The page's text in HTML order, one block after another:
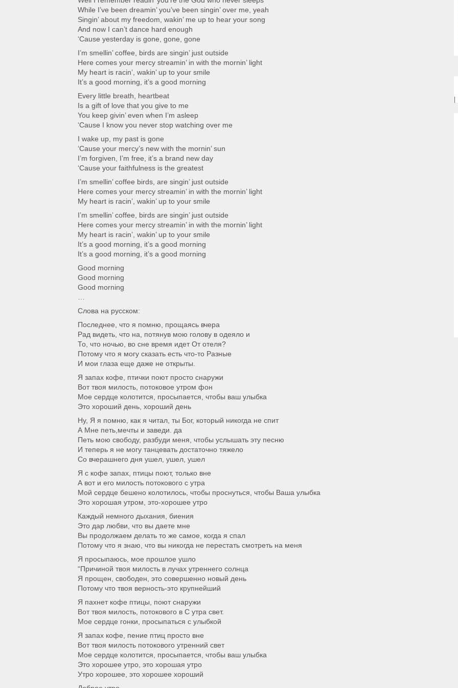
While I’ve been dreamin’ you’ve been singin’ over me, yeah
Singin’ about my freedom, wakin’ me up to hear your song
And now I can’t dance hard enough
‘Cause yesterday is gone, gone, gone
I’m smellin’ coffee, birds are singin’ just outside
Here comes your mercy streamin’ in with the mornin’ light
My heart is racin’, wakin’ up to your smile
It’s a good morning, it’s a good morning
Every little breath, heartbeat
Is a gift of love that you give to me
You keep givin’ even when I’m asleep
‘Cause I know you never stop watching over me
I wake up, my past is gone
‘Cause your mercy’s new with the mornin’ sun
I’m forgiven, I’m free, it’s a brand new day
‘Cause your faithfulness is the greatest
I’m smellin’ coffee birds, are singin’ just outside
Here comes your mercy streamin’ in with the mornin’ light
My heart is racin’, wakin’ up to your smile
I’m smellin’ coffee, birds are singin’ just outside
Here comes your mercy streamin’ in with the mornin’ light
My heart is racin’, wakin’ up to your smile
It’s a good morning, it’s a good morning
It’s a good morning, it’s a good morning
Good morning
Good morning
Good morning
Слова на русском:
Последнее, что я помню, прощаясь вчера
Рад видеть, что на, потянув мою голову в одеяло и
То, что ночью, во сне время идет От отеля?
Потому что я могу сказать есть что-то Разные
И мои глаза еще даже не открыты.
Я запах кофе, птички поют просто снаружи
Вот твоя милость, потоковое утром фон
Мое сердце колотится, просыпается, чтобы ваш улыбка
Это хороший день, хороший день
Ну, Я я помню, как я читал, ты Бог, который никогда не спит
А Мне петь,мечты и заведи. да
Петь мою свободу, разбуди меня, чтобы услышать эту песню
И теперь я не могу танцевать достаточно тяжело
Со вчерашнего дня ушел, ушел, ушел
Я с кофе запах, птицы поют, только вне
А вот и его милость потокового с утра
Мой сердце бешено колотилось, чтобы проснуться, чтобы Ваша улыбка
Это хорошая утром, это-хорошее утро
Каждый немного дыхания, биения
Это дар любви, что вы даете мне
Вы продолжаем делать то же самое, когда я спал
Потому что я знаю, что вы никогда не перестать смотреть на меня
Я просыпаюсь, мое прошлое ушло
“Причиной твоя милость в лучах утреннего солнца
Я прощен, свободен, это совершенно новый день
Потому что твоя верность-это крупнейший
Я пахнет кофе птицы, поют снаружи
Вот твоя милость, потокового в С утра свет.
Мое сердце гонки, просыпаться с улыбкой
Я запах кофе, пение птиц просто вне
Вот твоя милость потокового утренний свет
Мое сердце колотится, просыпается, чтобы ваш улыбка
Это хорошее утро, это хорошая утро
Утро хорошее, это хорошее хороший